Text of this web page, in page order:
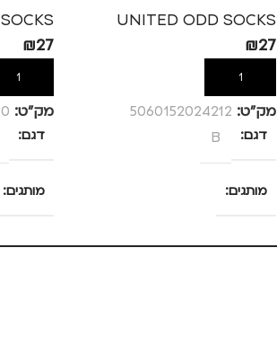
UNITED ODD SOCKS
₪27
הוספה לסל
מק”ט: 5060152024212
דגם B
מותגים
UNITED ODD SOCKS
₪27
הוספה
מק”ט:
דגם
מותגים